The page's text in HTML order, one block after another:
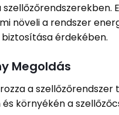
növeli a rendszer
érdekében.
Megoldás
a
környékén a